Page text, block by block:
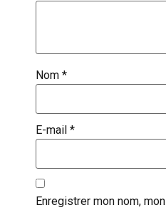
Nom *
E-mail *
Enregistrer mon nom,